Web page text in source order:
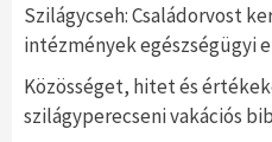
Szilágycseh: Családorvost
intézmények egészségügyi
Közösséget, hitet és
szilágyperecseni vakációs